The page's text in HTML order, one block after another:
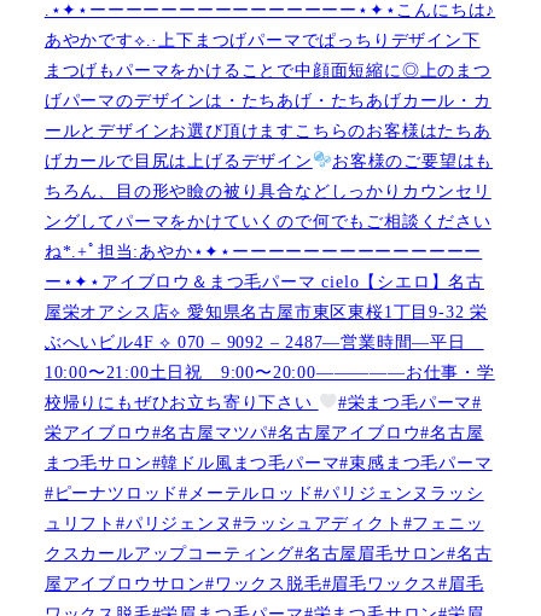
.⋆✦⋆ーーーーーーーーーーーーーーー⋆✦⋆こんにちは♪
あやかです︎⟡.·上下まつげパーマでぱっちりデザイン下
まつげもパーマをかけることで中顔面短縮に◎上のまつ
げパーマのデザインは・たちあげ・たちあげカール・カ
ールとデザインお選び頂けますこちらのお客様はたちあ
げカールで目尻は上げるデザイン
お客様のご要望はも
ちろん、目の形や瞼の被り具合などしっかりカウンセリ
ングしてパーマをかけていくので何でもご相談ください
ね︎︎︎*.+ﾟ担当:あやか⋆✦⋆ーーーーーーーーーーーーーー
ー⋆✦⋆アイブロウ＆まつ毛パーマ cielo【シエロ】名古
屋栄オアシス店︎︎⟡ 愛知県名古屋市東区東桜1丁目9-32 栄
ぶへいビル4F ︎︎⟡ 070 – 9092 – 2487—営業時間—平日
10:00〜21:00土日祝 9:00〜20:00—————お仕事・学
校帰りにもぜひお立ち寄り下さい
#栄まつ毛パーマ#
栄アイブロウ#名古屋マツパ#名古屋アイブロウ#名古屋
まつ毛サロン#韓ドル風まつ毛パーマ#束感まつ毛パーマ
#ピーナツロッド#メーテルロッド#パリジェンヌラッシ
ュリフト#パリジェンヌ#ラッシュアディクト#フェニッ
クスカールアップコーティング#名古屋眉毛サロン#名古
屋アイブロウサロン#ワックス脱毛#眉毛ワックス#眉毛